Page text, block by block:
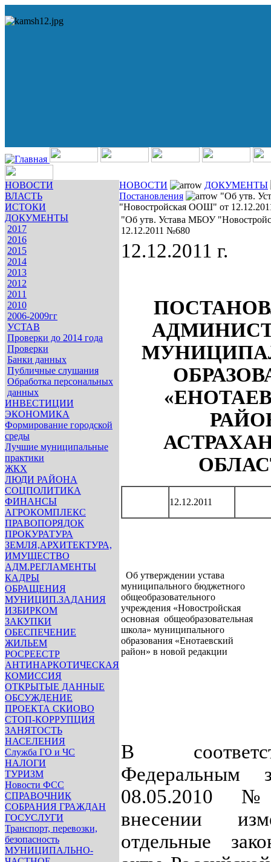
НОВОСТИ
ВЛАСТЬ
ИСТОКИ
ДОКУМЕНТЫ
2017
2016
2015
2014
2013
2012
2011
2010
2006-2009гг
УСТАВ
Проверки до 2014 года
Проверки
Банки данных
Публичные слушания
Обработка персональных
данных
ИНВЕСТИЦИИ
ЭКОНОМИКА
Формирование городской
среды
Лучшие муниципальные
практики
ЖКХ
ЛЮДИ РАЙОНА
СОЦПОЛИТИКА
ФИНАНСЫ
АГРОКОМПЛЕКС
ПРАВОПОРЯДОК
ПРОКУРАТУРА
ЗЕМЛЯ,АРХИТЕКТУРА,
ИМУЩЕСТВО
АДМ.РЕГЛАМЕНТЫ
КАДРЫ
ОБРАЩЕНИЯ
МУНИЦИП.ЗАДАНИЯ
ИЗБИРКОМ
ЗАКУПКИ
ОБЕСПЕЧЕНИЕ
ЖИЛЬЕМ
РОСРЕЕСТР
АНТИНАРКОТИЧЕСКАЯ
КОМИССИЯ
ОТКРЫТЫЕ ДАННЫЕ
ОБСУЖДЕНИЕ
ПРОЕКТА СКИОВО
СТОП-КОРРУПЦИЯ
ЗАНЯТОСТЬ
НАСЕЛЕНИЯ
Служба ГО и ЧС
НАЛОГИ
ТУРИЗМ
Новости ФСС
СПРАВОЧНИК
СОБРАНИЯ ГРАЖДАН
ГОСУСЛУГИ
Транспорт, перевозки,
безопасность
МУНИЦИПАЛЬНО-
НОВОСТИ
ДОКУМЕНТЫ
Постановления
"Об утв.
"Новостройская ООШ" от
"Об утв. Устава МБОУ
12.12.2011 №680
12.12.2011 г.
12.12.2011
Об утверждении устава
муниципального бюджетного
общеобразовательного
учреждения «Новостройская
основная общеобразовательная
школа» муниципального
образования «Енотаевский
район» в новой редакции
В
Федеральным
08.05.2010
внесении
отдельные